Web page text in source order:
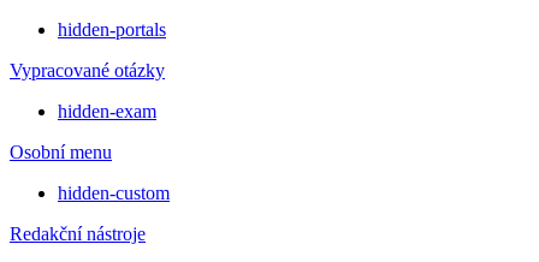
hidden-portals
Vypracované otázky
hidden-exam
Osobní menu
hidden-custom
Redakční nástroje